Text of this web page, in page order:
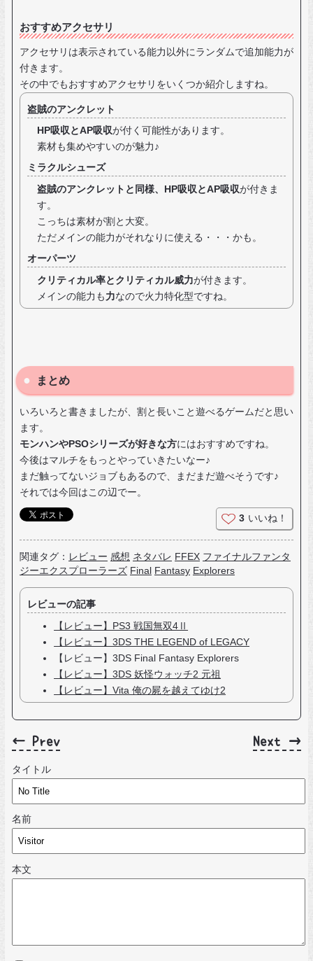
おすすめアクセサリ
アクセサリは表示されている能力以外にランダムで追加能力が
付きます。
その中でもおすすめアクセサリをいくつか紹介しますね。
盗賊のアンクレット
HP吸収とAP吸収が付く可能性があります。
素材も集めやすいのが魅力♪
ミラクルシューズ
盗賊のアンクレットと同様、HP吸収とAP吸収が付きま
す。
こっちは素材が割と大変。
ただメインの能力がそれなりに使える・・・かも。
オーパーツ
クリティカル率とクリティカル威力が付きます。
メインの能力も 力なので火力特化型ですね。
まとめ
いろいろと書きましたが、割と長いこと遊べるゲームだと思い
ます。
モンハンやPSOシリーズが好きな方にはおすすめですね。
今後はマルチをもっとやっていきたいなー♪
まだ触ってないジョブもあるので、まだまだ遊べそうです♪
それでは今回はこの辺でー。
3 いいね！
関連タグ： レビュー 感想 ネタバレ FFEX ファイナルファンタ
ジーエクスプローラーズ Final Fantasy Explorers
レビューの記事
【レビュー】PS3 戦国無双4Ⅱ
【レビュー】3DS THE LEGEND of LEGACY
【レビュー】3DS Final Fantasy Explorers
【レビュー】3DS 妖怪ウォッチ2 元祖
【レビュー】Vita 俺の屍を越えてゆけ2
← Prev Next →
タイトル
名前
本文